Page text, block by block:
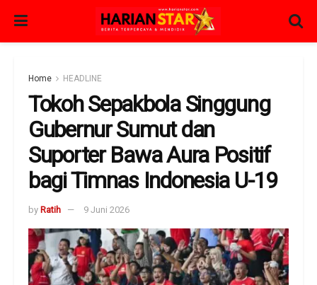
Home HEADLINE
Tokoh Sepakbola Singgung
Gubernur Sumut dan
Suporter Bawa Aura Positif
bagi Timnas Indonesia U-19
by Ratih 9 Juni 2026